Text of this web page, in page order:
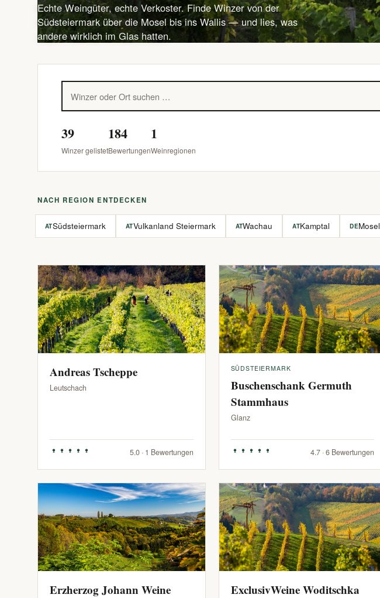
Echte Weingüter, echte Verkoster. Finde Winzer von der
Südsteiermark über die Mosel bis ins Wallis — und lies, was
andere wirklich im Glas hatten.
39
Winzer gelistet
184
Bewertungen
1
Weinregionen
NACH REGION ENTDECKEN
ATSüdsteiermark ATVulkanland Steiermark ATWachau ATKamptal DEMosel
Andreas Tscheppe
Leutschach
5.0 · 1 Bewertungen
SÜDSTEIERMARK
Buschenschank Germuth
Stammhaus
Glanz
4.7 · 6 Bewertungen
Erzherzog Johann Weine ExclusivWeine Woditschka